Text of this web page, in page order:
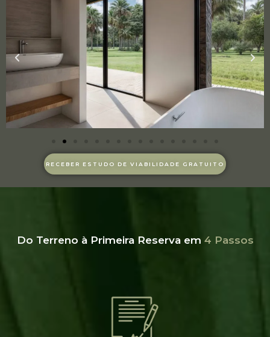
RECEBER ESTUDO DE VIABILIDADE GRATUITO
Do Terreno à Primeira Reserva em 4 Passos